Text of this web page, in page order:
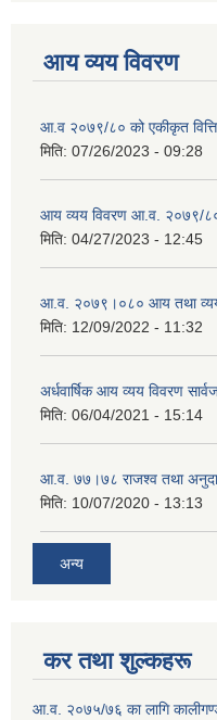
आय व्यय विवरण
आ.व २०७९/८० को एकीकृत
मिति: 07/26/2023 - 09:28
आय व्यय विवरण आ.व. २०७९/
मिति: 04/27/2023 - 12:45
आ.व. २०७९।०८० आय तथा
मिति: 12/09/2022 - 11:32
अर्धवार्षिक आय व्यय विवरण
मिति: 06/04/2021 - 15:14
आ.व. ७७।७८ राजश्व तथा
मिति: 10/07/2020 - 13:13
अन्य
कर तथा शुल्कहरू
आ.व. २०७५/७६ का लागि